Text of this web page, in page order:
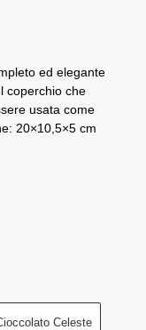
ed elegante
coperchio che
usata come
20×10,5×5 cm
Celeste